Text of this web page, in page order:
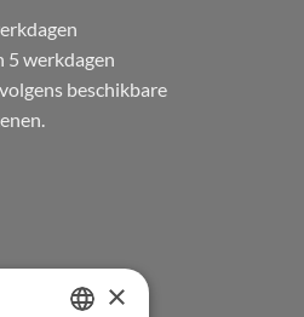
5 werkdagen
beschikbare
×